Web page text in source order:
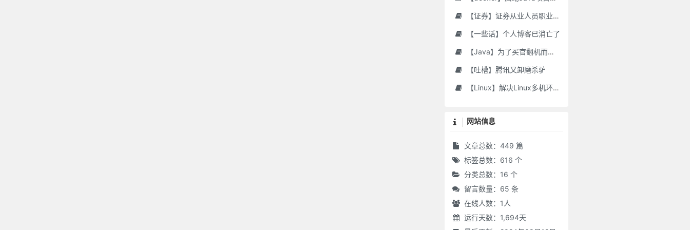
【证券】证券从业人员职业道德要求及常见违规行为
【一些话】个人博客已消亡了
【Java】为了买官翻机而写的代码-DJI Stock Checker
【吐槽】腾讯又卸磨杀驴
【Linux】解决Linux多机环境UID/GID不一致导致的备份权限问题
网站信息
文章总数：449 篇
标签总数：616 个
分类总数：16 个
留言数量：65 条
在线人数： 1 人
运行天数：1,694天